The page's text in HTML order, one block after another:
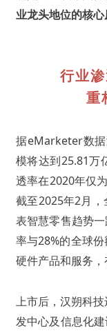
业龙头地位的核心
行业
重
据eMarketer数
模将达到25.81万
透率在2020年仅
截至2025年2月
表智慧零售趋势
率与28%的全球
硬件产品和服务，
上市后，汉朔科
发中心及信息化